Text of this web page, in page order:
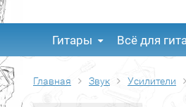
Гитары Всё для
Главная Звук Усилители